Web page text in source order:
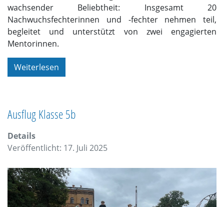
wachsender Beliebtheit: Insgesamt 20
Nachwuchsfechterinnen und -fechter nehmen teil,
begleitet und unterstützt von zwei engagierten
Mentorinnen.
Weiterlesen
Ausflug Klasse 5b
Details
Veröffentlicht: 17. Juli 2025